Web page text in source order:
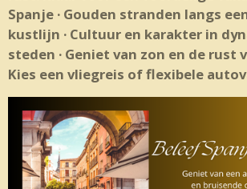
Spanje · Gouden stranden langs
kustlijn · Cultuur en karakter in
steden · Geniet van zon en de rust
Kies een vliegreis of flexibele